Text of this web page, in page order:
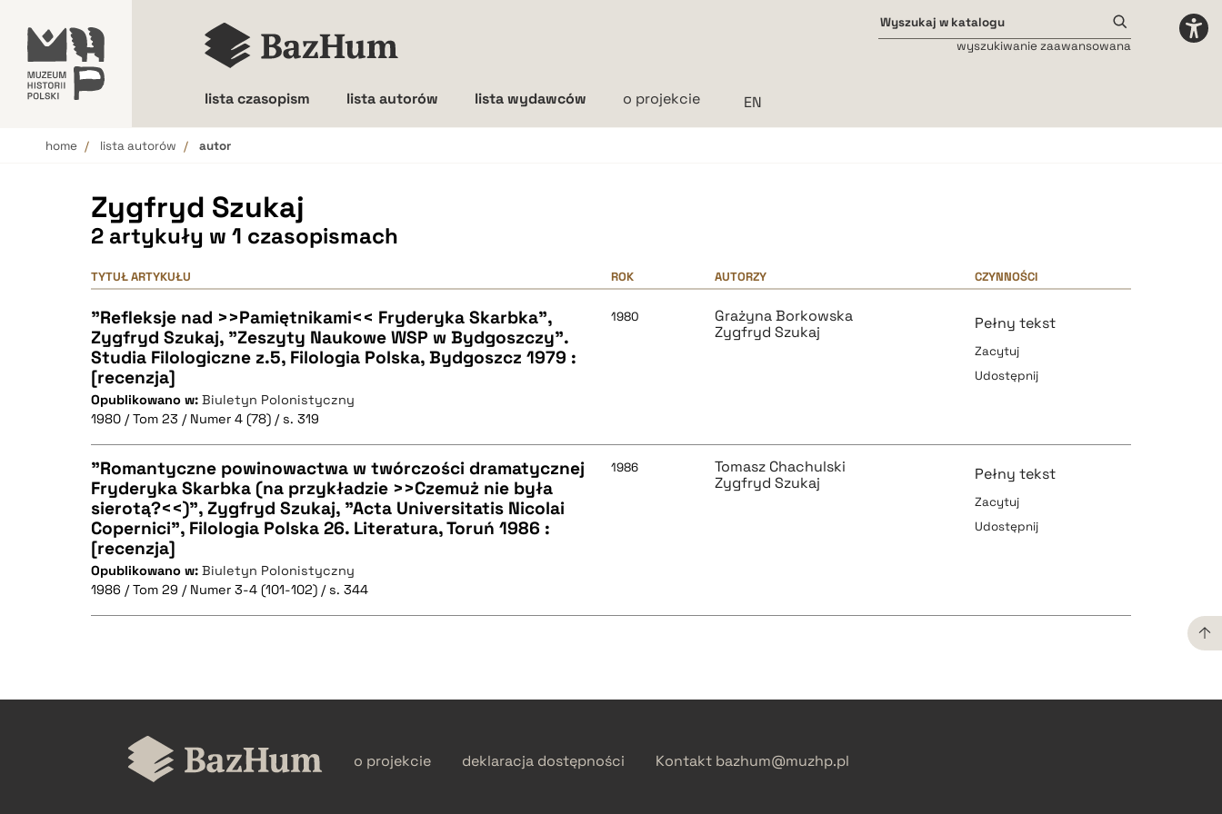
lista czasopism lista autorów lista wydawców o projekcie
wyszukiwanie zaawansowana
home lista autorów autor
Zygfryd Szukaj
2 artykuły w 1 czasopismach
TYTUŁ ARTYKUŁU ROK AUTORZY CZYNNOŚCI
"Refleksje nad >>Pamiętnikami<< Fryderyka Skarbka",
Zygfryd Szukaj, "Zeszyty Naukowe WSP w Bydgoszczy".
Studia Filologiczne z.5, Filologia Polska, Bydgoszcz 1979 :
[recenzja]
Opublikowano w: Biuletyn Polonistyczny
1980 / Tom 23 / Numer 4 (78) / s. 319
1980
Grażyna Borkowska
Zygfryd Szukaj
Pełny tekst
Zacytuj
Udostępnij
CZYSTY TEKST
BIBTEX
"Romantyczne powinowactwa w twórczości dramatycznej
Fryderyka Skarbka (na przykładzie >>Czemuż nie była
sierotą?<<)", Zygfryd Szukaj, "Acta Universitatis Nicolai
Copernici", Filologia Polska 26. Literatura, Toruń 1986 :
[recenzja]
Opublikowano w: Biuletyn Polonistyczny
1986 / Tom 29 / Numer 3-4 (101-102) / s. 344
1986
Tomasz Chachulski
Zygfryd Szukaj
Pełny tekst
Zacytuj
Udostępnij
BIBTEX
o projekcie deklaracja dostępności Kontakt bazhum@muzhp.pl